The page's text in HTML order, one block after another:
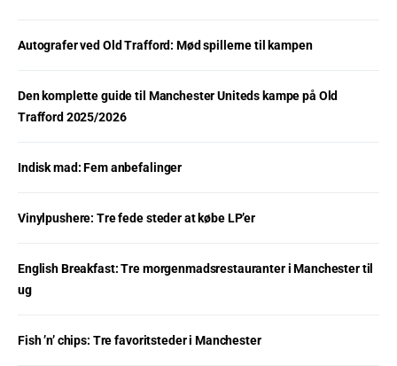
Autografer ved Old Trafford: Mød spillerne til kampen
Den komplette guide til Manchester Uniteds kampe på Old
Trafford 2025/2026
Indisk mad: Fem anbefalinger
Vinylpushere: Tre fede steder at købe LP’er
English Breakfast: Tre morgenmadsrestauranter i Manchester til
ug
Fish ’n’ chips: Tre favoritsteder i Manchester